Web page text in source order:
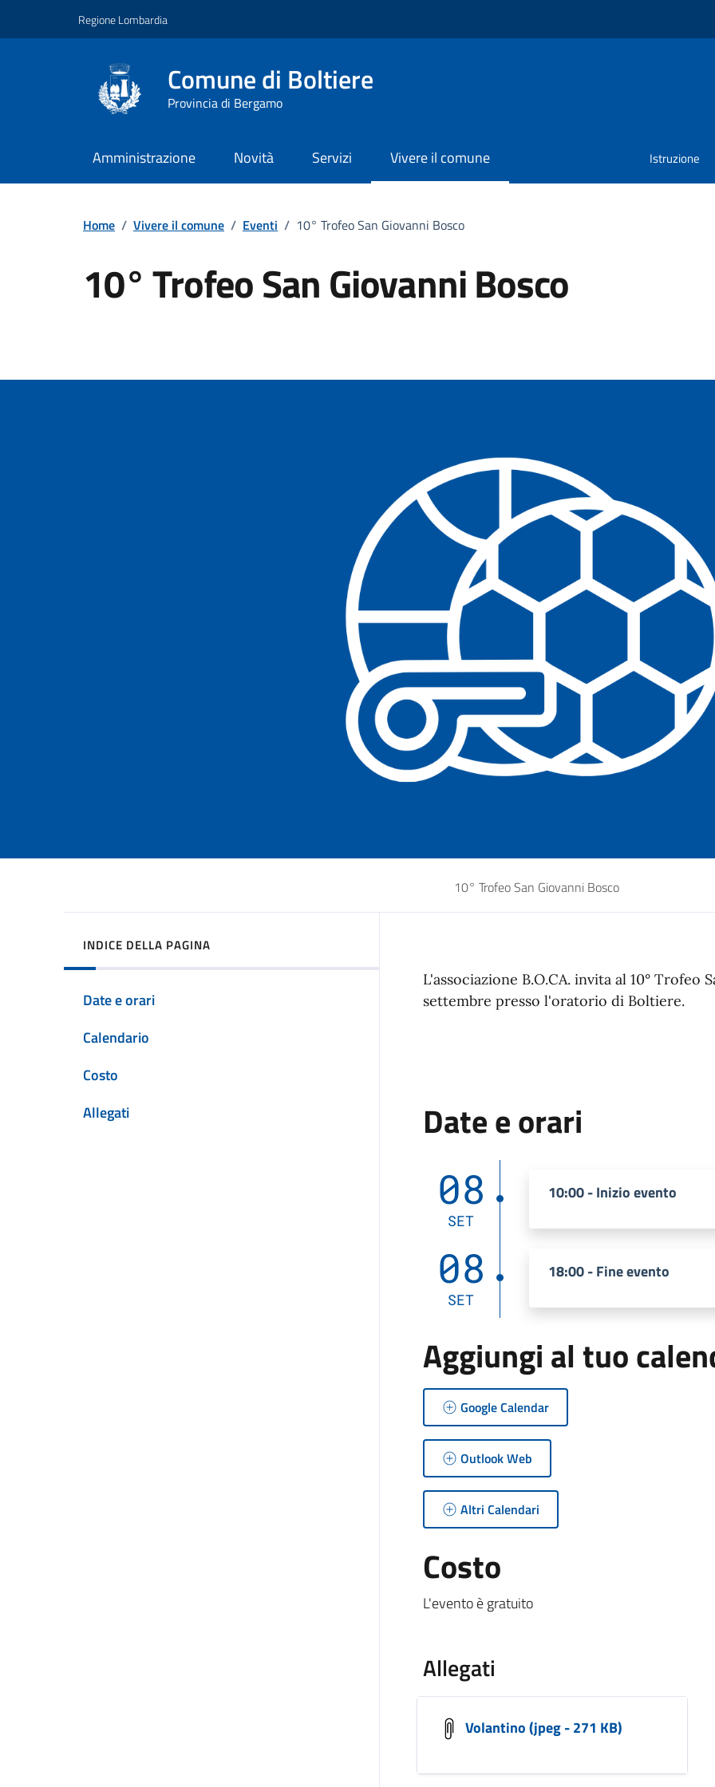
Regione Lombardia
Comune di Boltiere
Provincia di Bergamo
Amministrazione Novità Servizi Vivere il comune Istruzione
Home / Vivere il comune / Eventi / 10° Trofeo San Giovanni Bosco
10° Trofeo San Giovanni Bosco
10° Trofeo San Giovanni Bosco
INDICE DELLA PAGINA
Date e orari
Calendario
Costo
Allegati
L'associazione B.O.CA. invita al 10° Trofeo
settembre presso l'oratorio di Boltiere.
Date e orari
08
SET
10:00 - Inizio evento
08
SET
18:00 - Fine evento
Aggiungi al tuo
Google Calendar
Outlook Web
Altri Calendari
Costo
L'evento è gratuito
Allegati
Volantino (jpeg - 271 KB)